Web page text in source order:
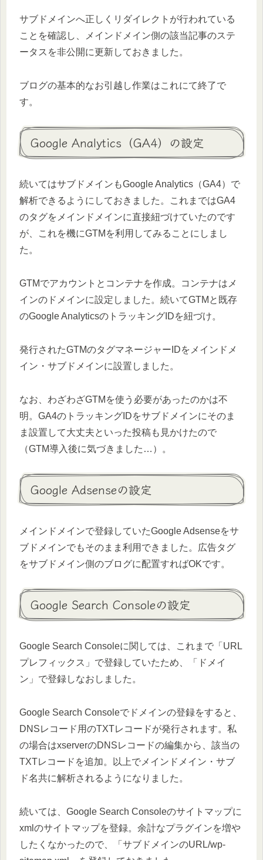
サブドメインへ正しくリダイレクトが行われている
ことを確認し、メインドメイン側の該当記事のステ
ータスを非公開に更新しておきました。
ブログの基本的なお引越し作業はこれにて終了で
す。
Google Analytics（GA4）の設定
続いてはサブドメインもGoogle Analytics（GA4）で
解析できるようにしておきました。これまではGA4
のタグをメインドメインに直接紐づけていたのです
が、これを機にGTMを利用してみることにしまし
た。
GTMでアカウントとコンテナを作成。コンテナはメ
インのドメインに設定しました。続いてGTMと既存
のGoogle AnalyticsのトラッキングIDを紐づけ。
発行されたGTMのタグマネージャーIDをメインドメ
イン・サブドメインに設置しました。
なお、わざわざGTMを使う必要があったのかは不
明。GA4のトラッキングIDをサブドメインにそのま
ま設置して大丈夫といった投稿も見かけたので
（GTM導入後に気づきました…）。
Google Adsenseの設定
メインドメインで登録していたGoogle Adsenseをサ
ブドメインでもそのまま利用できました。広告タグ
をサブドメイン側のブログに配置すればOKです。
Google Search Consoleの設定
Google Search Consoleに関しては、これまで「URL
プレフィックス」で登録していたため、「ドメイ
ン」で登録しなおしました。
Google Search Consoleでドメインの登録をすると、
DNSレコード用のTXTレコードが発行されます。私
の場合はxserverのDNSレコードの編集から、該当の
TXTレコードを追加。以上でメインドメイン・サブ
ド名共に解析されるようになりました。
続いては、Google Search Consoleのサイトマップに
xmlのサイトマップを登録。余計なプラグインを増や
したくなかったので、「サブドメインのURL/wp-